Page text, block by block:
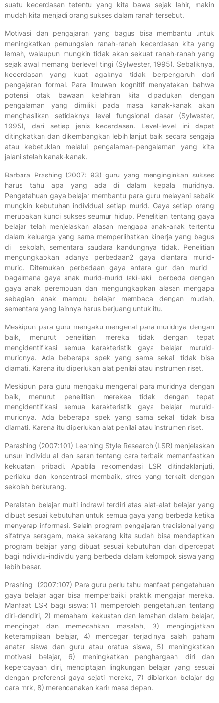
suatu kecerdasan tetentu yang kita bawa sejak lahir, makin
mudah kita menjadi orang sukses dalam ranah tersebut.
Motivasi dan pengajaran yang bagus bisa membantu untuk
meningkatkan pemungsian ranah-ranah kecerdasan kita yang
lemah, walaupun mungkin tidak akan sekuat ranah-ranah yang
sejak awal memang berlevel tingi (Sylwester, 1995). Sebaliknya,
kecerdasan yang kuat agaknya tidak berpengaruh dari
pengajaran formal. Para ilmuwan kognitif menyatakan bahwa
potensi otak bawaan kelahiran kita dipadukan dengan
pengalaman yang dimiliki pada masa kanak-kanak akan
menghasilkan setidaknya level fungsional dasar (Sylwester,
1995), dari setiap jenis kecerdasan. Level-level ini dapat
ditingkatkan dan dikembangkan lebih lanjut baik secara sengaja
atau kebetuklan melalui pengalaman-pengalaman yang kita
jalani stelah kanak-kanak.
Barbara Prashing (2007: 93) guru yang menginginkan sukses
harus tahu apa yang ada di dalam kepala muridnya.
Pengetahuan gaya belajar membantu para guru melayani sebaik
mungkin kebutuhan individual setiap murid. Gaya setiap orang
merupakan kunci sukses seumur hidup. Penelitian tentang gaya
belajar telah menjelaskan alasan mengapa anak-anak tertentu
dalam keluarga yang sama memperlihatkan kinerja yang bagus
di sekolah, sementara saudara kandungnya tidak. Penelitian
mengungkapkan adanya perbedaan2 gaya diantara murid-
murid. Ditemukan perbedaan gaya antara gur dan murid
bagaimana gaya anak murid-murid laki-laki berbeda dengan
gaya anak perempuan dan mengungkapkan alasan mengapa
sebagian anak mampu belajar membaca dengan mudah,
sementara yang lainnya harus berjuang untuk itu.
Meskipun para guru mengaku mengenal para muridnya dengan
baik, menurut penelitian mereka tidak dengan tepat
mengidentifikasi semua karakteristik gaya belajar muruid-
muridnya. Ada beberapa spek yang sama sekali tidak bisa
diamati. Karena itu diperlukan alat penilai atau instrumen riset.
Meskipun para guru mengaku mengenal para muridnya dengan
baik, menurut penelitian merekea tidak dengan tepat
mengidentifikasi semua karakteristik gaya belajar muruid-
muridnya. Ada beberapa spek yang sama sekali tidak bisa
diamati. Karena itu diperlukan alat penilai atau instrumen riset.
Parashing (2007:101) Learning Style Research (LSR) menjelaskan
unsur individu al dan saran tentang cara terbaik memanfaatkan
kekuatan pribadi. Apabila rekomendasi LSR ditindaklanjuti,
perilaku dan konsentrasi membaik, stres yang terkait dengan
sekolah berkurang.
Peralatan belajar multi indrawi terdiri atas alat-alat belajar yang
dibuat sesuai kebutuhan untuk semua gaya yang berbeda ketika
menyerap informasi. Selain program pengajaran tradisional yang
sifatnya seragam, maka sekarang kita sudah bisa mendaptkan
program belajar yang dibuat sesuai kebutuhan dan dipercepat
bagi individu-individu yang berbeda dalam kelompok siswa yang
lebih besar.
Prashing (2007:107) Para guru perlu tahu manfaat pengetahuan
gaya belajar agar bisa memperbaiki praktik mengajar mereka.
Manfaat LSR bagi siswa: 1) memperoleh pengetahuan tentang
diri-dendiri, 2) memahami kekuatan dan lemahan dalam belajar,
mengingat dan memecahkan masalah, 3) mengingjatkan
keterampilaan belajar, 4) mencegar terjadinya salah paham
anatar siswa dan guru atau oratua siswa, 5) meningkatkan
motivasi belajar, 6) meningkatkan penghargaan diri dan
kepercayaan diri, menciptajan lingkungan belajar yang sesuai
dengan preferensi gaya sejati mereka, 7) dibiarkan belajar dg
cara mrk, 8) merencanakan karir masa depan.